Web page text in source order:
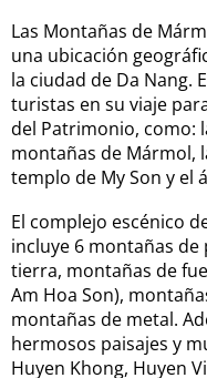
Las Montañas de
una ubicación
la ciudad de Da Nang.
turistas en su viaje
del Patrimonio, como:
montañas de Mármol,
templo de My Son y el
El complejo escénico
incluye 6 montañas
tierra, montañas de
Am Hoa Son),
montañas de metal.
hermosos paisajes y
Huyen Khong, Huyen